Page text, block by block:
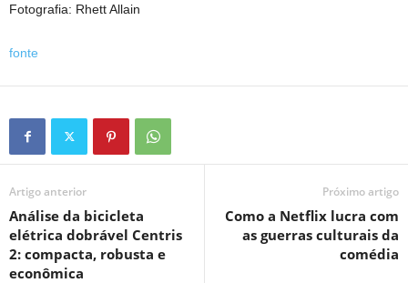
Fotografia: Rhett Allain
fonte
Artigo anterior
Análise da bicicleta
elétrica dobrável Centris
2: compacta, robusta e
econômica
Próximo artigo
Como a Netflix lucra com
as guerras culturais da
comédia